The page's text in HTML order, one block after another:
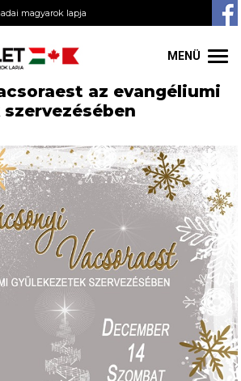
magyarok lapja
MENÜ
az evangéliumi